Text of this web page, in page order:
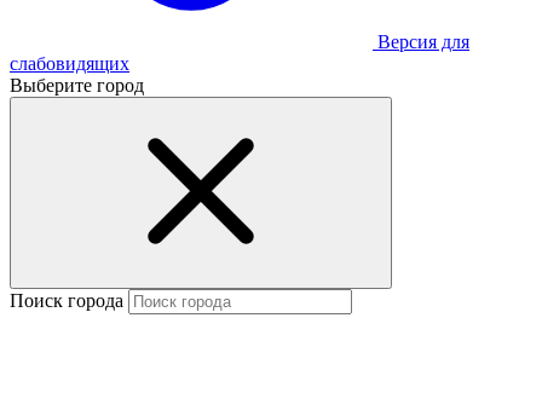
Версия для
слабовидящих
Выберите город
Поиск города